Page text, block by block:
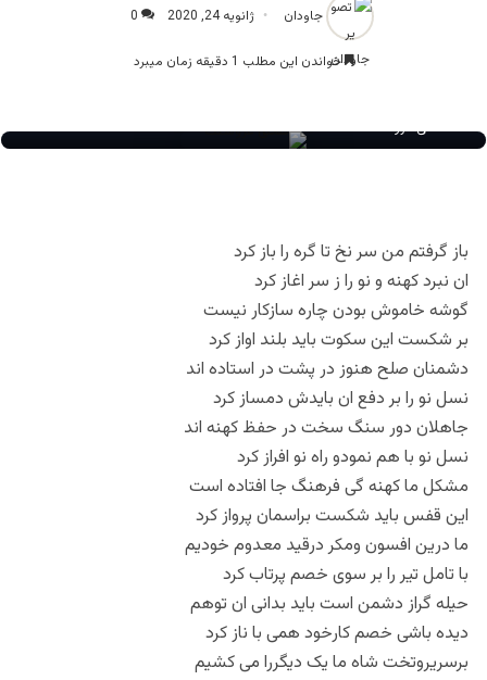
جاودان ژانویه 24, 2020 0
خواندن این مطلب 1 دقیقه زمان میبرد
هادی عروسنگ
باز گرفتم من سر نخ تا گره را باز کرد
ان نبرد کهنه و نو را ز سر اغاز کرد
گوشه خاموش بودن چاره سازکار نیست
بر شکست این سکوت باید بلند اواز کرد
دشمنان صلح هنوز در پشت در استاده اند
نسل نو را بر دفع ان بایدش دمساز کرد
جاهلان دور سنگ سخت در حفظ کهنه اند
نسل نو با هم نمودو راه نو افراز کرد
مشکل ما کهنه گی فرهنگ جا افتاده است
این قفس باید شکست براسمان پرواز کرد
ما درین افسون ومکر درقید معدوم خودیم
با تامل تیر را بر سوی خصم پرتاب کرد
حیله گراز دشمن است باید بدانی ان توهم
دیده باشی خصم کارخود همی با ناز کرد
برسریروتخت شاه ما یک دیگررا می کشیم